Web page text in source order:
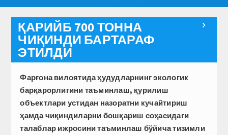

ҚАРИЙБ 700 ТОННА
ЧИҚИНДИ БАРТАРАФ
ЭТИЛДИ
Фарғона вилоятида ҳудудларнинг экологик
барқарорлигини таъминлаш, қурилиш
объектлари устидан назоратни кучайтириш
ҳамда чиқиндиларни бошқариш соҳасидаги
талаблар ижросини таъминлаш бўйича тизимли